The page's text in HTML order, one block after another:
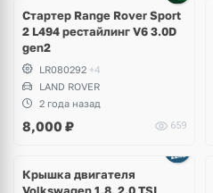
Стартер Range Rover Sport
2 L494 рестайлинг V6 3.0D
gen2
LR080292 +4
LAND ROVER
2 года назад
8,000 ₽ 659
Крышка двигателя
Volkswagen 1.8, 2.0 TSI